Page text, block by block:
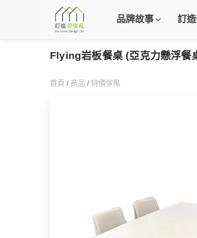
品牌故事 訂
Flying岩板餐桌 (亞克力懸浮餐
首頁 / 商品 / 特價傢俬